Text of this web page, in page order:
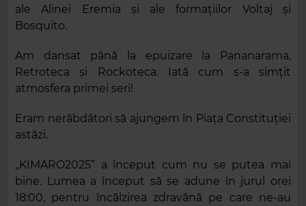
ale Alinei Eremia și ale formațiilor Voltaj și
Bosquito.
Am dansat până la epuizare la Pananarama,
Retroteca și Rockoteca. Iată cum s-a simțit
atmosfera primei seri!
Eram nerăbdători să ajungem în Piața Constituției
astăzi.
„KIMARO2025” a început cum nu se putea mai
bine. Lumea a început să se adune în jurul orei
18:00, pentru încălzirea zdravănă pe care ne-au